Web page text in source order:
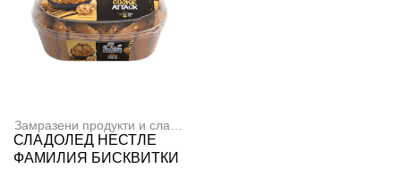
СЛАДОЛЕД НЕСТЛЕ
ФАМИЛИЯ БИСКВИТКИ